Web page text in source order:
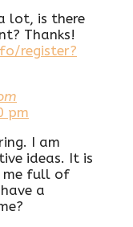
lot, is there
Thanks!
register?
pm
I am
ideas. It is
me full of
a